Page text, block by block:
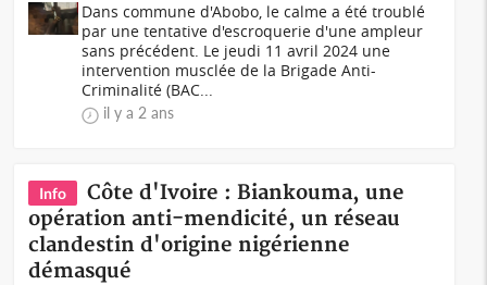
Dans commune d'Abobo, le calme a été troublé
par une tentative d'escroquerie d'une ampleur
sans précédent. Le jeudi 11 avril 2024 une
intervention musclée de la Brigade Anti-
Criminalité (BAC...
il y a 2 ans
Info
Côte d'Ivoire : Biankouma, une
opération anti-mendicité, un réseau
clandestin d'origine nigérienne
démasqué